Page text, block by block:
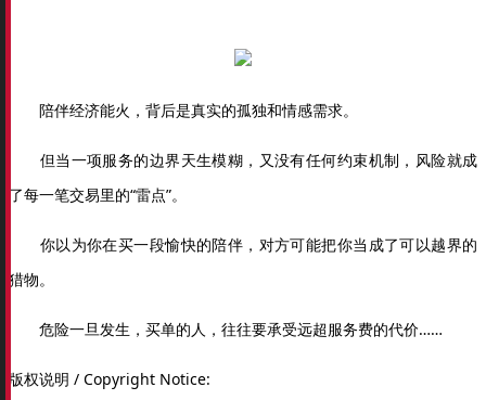
陪伴经济能火，背后是真实的孤独和情感需求。
但当一项服务的边界天生模糊，又没有任何约束机制，风险就成
了每一笔交易里的“雷点”。
你以为你在买一段愉快的陪伴，对方可能把你当成了可以越界的
猎物。
危险一旦发生，买单的人，往往要承受远超服务费的代价……
版权说明 / Copyright Notice: